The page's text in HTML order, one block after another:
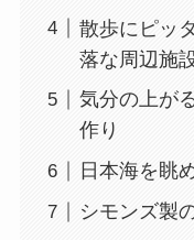
散歩にピッ
落な周辺施
気分の上が
作り
日本海を眺
シモンズ製